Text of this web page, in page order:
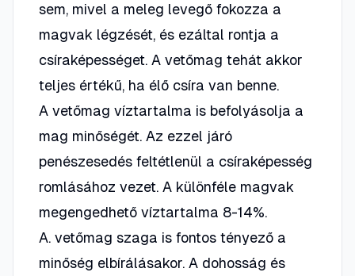
sem, mivel a meleg levegő fokozza a
magvak légzését, és ezáltal rontja a
csíraképességet. A vetőmag tehát akkor
teljes értékű, ha élő csíra van benne.
A vetőmag víztartalma is befolyásolja a
mag minőségét. Az ezzel járó
penészesedés feltétlenül a csíraképesség
romlásához vezet. A különféle magvak
megengedhető víztartalma 8-14%.
A. vetőmag szaga is fontos tényező a
minőség elbírálásakor. A dohosság és